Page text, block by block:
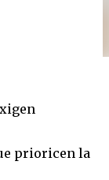
prioricen la